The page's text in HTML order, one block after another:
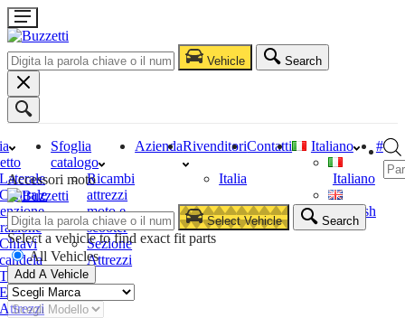
Vehicle Search
Laterale
Centrale
Chiavi
candela
Tester
Estrattori
Attrezzi
Sfoglia
catalogo
Ricambi
attrezzi
moto e
scooter
Sezione
Attrezzi
AziendaRivenditori
Italia
Contatti Italiano
Italiano
English
#
Accessori moto
Select Vehicle Search
Select a vehicle to find exact fit parts
All Vehicles
Add A Vehicle